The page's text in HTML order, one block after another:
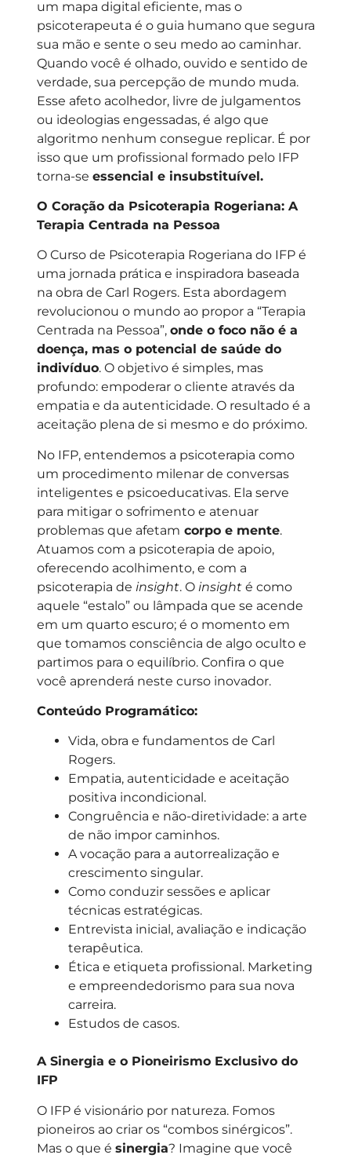
um mapa digital eficiente, mas o
psicoterapeuta é o guia humano que segura
sua mão e sente o seu medo ao caminhar.
Quando você é olhado, ouvido e sentido de
verdade, sua percepção de mundo muda.
Esse afeto acolhedor, livre de julgamentos
ou ideologias engessadas, é algo que
algoritmo nenhum consegue replicar. É por
isso que um profissional formado pelo IFP
torna-se essencial e insubstituível.
O Coração da Psicoterapia Rogeriana: A
Terapia Centrada na Pessoa
O Curso de Psicoterapia Rogeriana do IFP é
uma jornada prática e inspiradora baseada
na obra de Carl Rogers. Esta abordagem
revolucionou o mundo ao propor a “Terapia
Centrada na Pessoa”, onde o foco não é a
doença, mas o potencial de saúde do
indivíduo. O objetivo é simples, mas
profundo: empoderar o cliente através da
empatia e da autenticidade. O resultado é a
aceitação plena de si mesmo e do próximo.
No IFP, entendemos a psicoterapia como
um procedimento milenar de conversas
inteligentes e psicoeducativas. Ela serve
para mitigar o sofrimento e atenuar
problemas que afetam corpo e mente.
Atuamos com a psicoterapia de apoio,
oferecendo acolhimento, e com a
psicoterapia de insight. O insighté como
aquele “estalo” ou lâmpada que se acende
em um quarto escuro; é o momento em
que tomamos consciência de algo oculto e
partimos para o equilíbrio. Confira o que
você aprenderá neste curso inovador.
Conteúdo Programático:
Vida, obra e fundamentos de Carl
Rogers.
Empatia, autenticidade e aceitação
positiva incondicional.
Congruência e não-diretividade: a arte
de não impor caminhos.
A vocação para a autorrealização e
crescimento singular.
Como conduzir sessões e aplicar
técnicas estratégicas.
Entrevista inicial, avaliação e indicação
terapêutica.
Ética e etiqueta profissional. Marketing
e empreendedorismo para sua nova
carreira.
Estudos de casos.
A Sinergia e o Pioneirismo Exclusivo do
IFP
O IFP é visionário por natureza. Fomos
pioneiros ao criar os “combos sinérgicos”.
Mas o que é sinergia? Imagine que você